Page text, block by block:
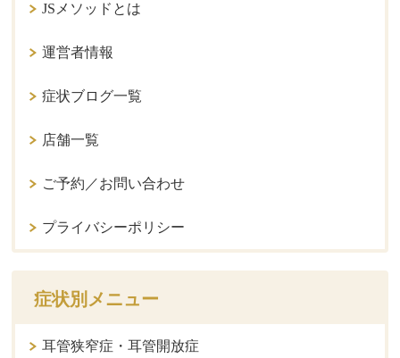
JSメソッドとは
運営者情報
症状ブログ一覧
店舗一覧
ご予約／お問い合わせ
プライバシーポリシー
症状別メニュー
耳管狭窄症・耳管開放症